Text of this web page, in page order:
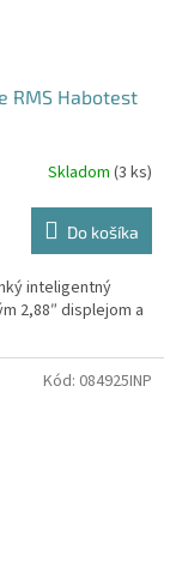
RMS Habotest
Skladom (3 ks)
Do košíka
inteligentný
2,88″ displejom a
Kód: 084925INP